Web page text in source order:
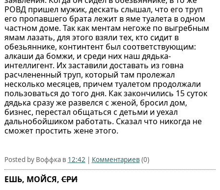
РОВД пришел мужик, дескать слышал, что его труп
его пропавшего брата лежит в яме туалета в одном
частном доме. Так как ментам негоже по выгребным
ямам лазать, для этого взяли тех, кто сидит в
обезьяннике, континтент был соответствующим:
алкаши да бомжи, и среди них наш дядька-
интеллигент. Их заставили доставать из говна
расчлененный труп, который там пролежал
несколько месяцев, причем туалетом продолжали
пользоваться до того дня. Как закончились 15 суток
дядька сразу же развелся с женой, бросил дом,
бизнес, перестал общаться с детьми и уехал
дальнобойшиком работать. Сказал что никогда не
сможет простить жене этого.
Posted by Воффка в 12:42 | Комментариев (0)
ЕШЬ, МОЙСЯ,СРИ